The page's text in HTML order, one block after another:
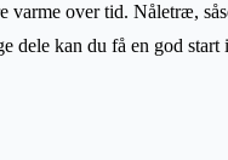
varme over tid. Nåletræ,
dele kan du få en god